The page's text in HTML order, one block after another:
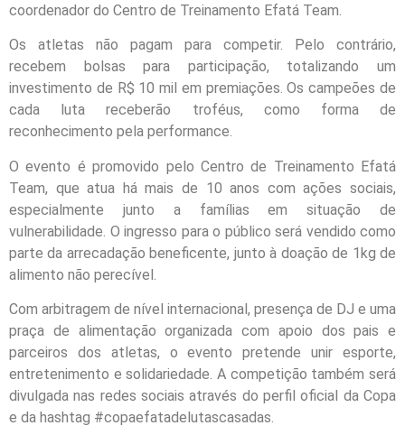
coordenador do Centro de Treinamento Efatá Team.
Os atletas não pagam para competir. Pelo contrário,
recebem bolsas para participação, totalizando um
investimento de R$ 10 mil em premiações. Os campeões de
cada luta receberão troféus, como forma de
reconhecimento pela performance.
O evento é promovido pelo Centro de Treinamento Efatá
Team, que atua há mais de 10 anos com ações sociais,
especialmente junto a famílias em situação de
vulnerabilidade. O ingresso para o público será vendido como
parte da arrecadação beneficente, junto à doação de 1kg de
alimento não perecível.
Com arbitragem de nível internacional, presença de DJ e uma
praça de alimentação organizada com apoio dos pais e
parceiros dos atletas, o evento pretende unir esporte,
entretenimento e solidariedade. A competição também será
divulgada nas redes sociais através do perfil oficial da Copa
e da hashtag #copaefatadelutascasadas.